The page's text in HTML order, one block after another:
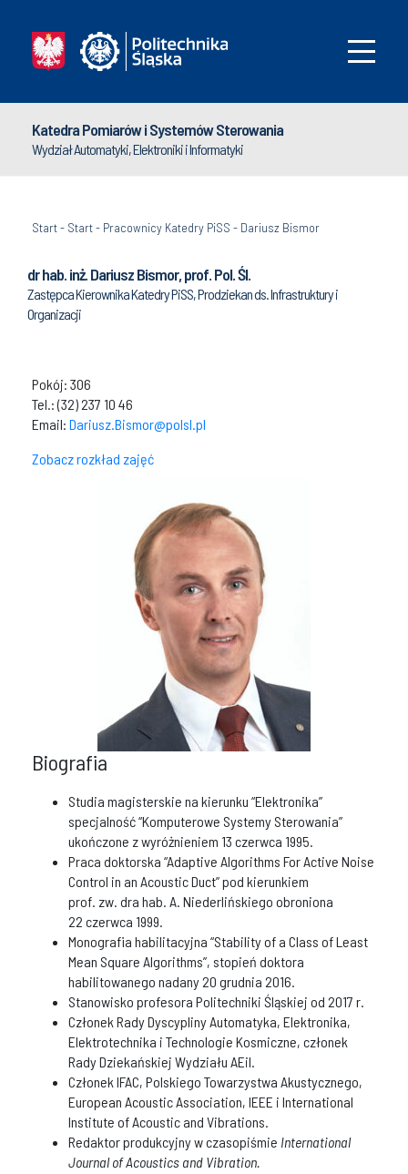
Katedra Pomiarów i Systemów Sterowania
Wydział Automatyki, Elektroniki i Informatyki
Start- Start- Pracownicy Katedry PiSS - Dariusz Bismor
dr hab. inż. Dariusz Bismor, prof. Pol. Śl.
Zastępca Kierownika Katedry PiSS, Prodziekan ds. Infrastruktury i
Organizacji
Pokój: 306
Tel.: (32) 237 10 46
Email: Dariusz.Bismor@polsl.pl
Zobacz rozkład zajęć
Biografia
Studia magisterskie na kierunku “Elektronika”
specjalność “Komputerowe Systemy Sterowania”
ukończone z wyróżnieniem 13 czerwca 1995.
Praca doktorska “Adaptive Algorithms For Active Noise
Control in an Acoustic Duct” pod kierunkiem
prof. zw. dra hab. A. Niederlińskiego obroniona
22 czerwca 1999.
Monografia habilitacyjna “Stability of a Class of Least
Mean Square Algorithms”, stopień doktora
habilitowanego nadany 20 grudnia 2016.
Stanowisko profesora Politechniki Śląskiej od 2017 r.
Członek Rady Dyscypliny Automatyka, Elektronika,
Elektrotechnika i Technologie Kosmiczne, członek
Rady Dziekańskiej Wydziału AEiI.
Członek IFAC, Polskiego Towarzystwa Akustycznego,
European Acoustic Association, IEEE i International
Institute of Acoustic and Vibrations.
Redaktor produkcyjny w czasopiśmie International
Journal of Acoustics and Vibration.